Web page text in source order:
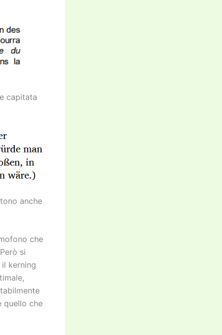
capitata
anche
che
si
il kerning
quello che